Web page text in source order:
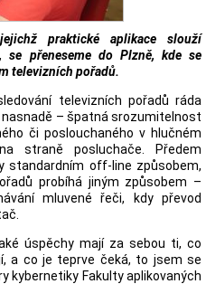
praktické aplikace slouží
se přeneseme do Plzně, kde se
televizních pořadů.
televizních pořadů ráda
– špatná srozumitelnost
či poslouchaného v hlučném
straně posluchače. Předem
standardním off-line způsobem,
probíhá jiným způsobem –
mluvené řeči, kdy převod
úspěchy mají za sebou ti, co
a co je teprve čeká, to jsem se
kybernetiky Fakulty aplikovaných